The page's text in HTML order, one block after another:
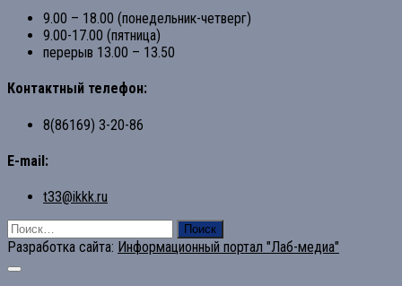
9.00 – 18.00 (понедельник-четверг)
9.00-17.00 (пятница)
перерыв 13.00 – 13.50
Контактный телефон:
8(86169) 3-20-86
E-mail:
t33@ikkk.ru
Найти:
Разработка сайта: Информационный портал "Лаб-медиа"